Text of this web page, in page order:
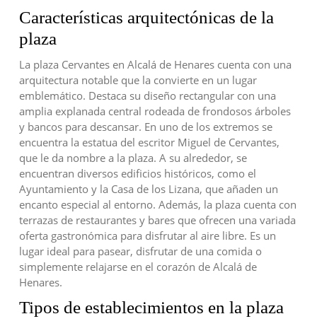
Características arquitectónicas de la
plaza
La plaza Cervantes en Alcalá de Henares cuenta con una
arquitectura notable que la convierte en un lugar
emblemático. Destaca su diseño rectangular con una
amplia explanada central rodeada de frondosos árboles
y bancos para descansar. En uno de los extremos se
encuentra la estatua del escritor Miguel de Cervantes,
que le da nombre a la plaza. A su alrededor, se
encuentran diversos edificios históricos, como el
Ayuntamiento y la Casa de los Lizana, que añaden un
encanto especial al entorno. Además, la plaza cuenta con
terrazas de restaurantes y bares que ofrecen una variada
oferta gastronómica para disfrutar al aire libre. Es un
lugar ideal para pasear, disfrutar de una comida o
simplemente relajarse en el corazón de Alcalá de
Henares.
Tipos de establecimientos en la plaza